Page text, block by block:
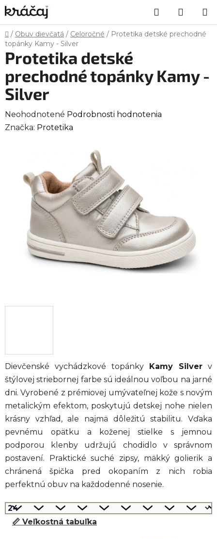
Prejsť
na
obsah
Hľadať
KOŠÍK
Domov
/ Obuv dievčatá / Celoročné / Protetika detské prechodné
topánky Kamy - Silver
Dievčenské vychádzkové topánky Kamy Silver v
štýlovej striebornej farbe sú ideálnou voľbou na jarné
dni. Vyrobené z prémiovej umývateľnej kože s novým
metalickým efektom, poskytujú detskej nohe nielen
krásny vzhľad, ale najmä dôležitú stabilitu. Vďaka
pevnému opätku a koženej stielke s jemnou
podporou klenby udržujú chodidlo v správnom
postavení. Praktické suché zipsy, mäkký golierik a
chránená špička pred okopaním z nich robia
perfektnú obuv na každodenné nosenie.
📏 Veľkostná tabuľka
Protetika detské
prechodné topánky Kamy -
Silver
Priemerné
hodnotenie
hviezdičiek.
Neohodnotené Podrobnosti hodnotenia
Značka: Protetika